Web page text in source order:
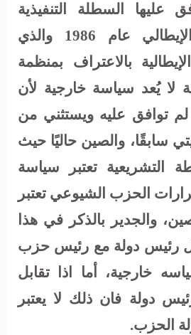
عليها السطلة التنفيذية
فقرار البرلمان الإيطالي عام 1986 والذي
بالاعتراف بمنظمة
لا يُعد سياسة خارجية لأن
لم توافق عليه ويستثني من
سابقًا، والصين حاليًا حيث
التشريعية تعتبر سياسة
الحزب الشيوعي تعتبر
والجدير بالذكر في هذا
رئيس دولة مع رئيس حزب
خارجية، أما اذا تقابل
دولة فان ذلك لا يعتبر
الحزب.